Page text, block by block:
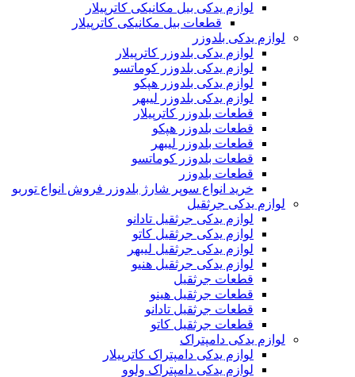
لوازم یدکی بیل مکانیکی کاترپیلار
قطعات بیل مکانیکی کاترپیلار
لوازم یدکی بلدوزر
لوازم یدکی بلدوزر کاترپیلار
لوازم یدکی بلدوزر کوماتسو
لوازم یدکی بلدوزر هپکو
لوازم یدکی بلدوزر لیبهر
قطعات بلدوزر کاترپیلار
قطعات بلدوزر هپکو
قطعات بلدوزر لیبهر
قطعات بلدوزر کوماتسو
قطعات بلدوزر
خرید انواع سوپر شارژ بلدوزر فروش انواع توربو
لوازم یدکی جرثقیل
لوازم یدکی جرثقیل تادانو
لوازم یدکی جرثقیل کاتو
لوازم یدکی جرثقیل لیبهر
لوازم یدکی جرثقیل هنیو
قطعات جرثقیل
قطعات جرثقیل هینو
قطعات جرثقیل تادانو
قطعات جرثقیل کاتو
لوازم یدکی دامپتراک
لوازم یدکی دامپتراک کاترپیلار
لوازم یدکی دامپتراک ولوو